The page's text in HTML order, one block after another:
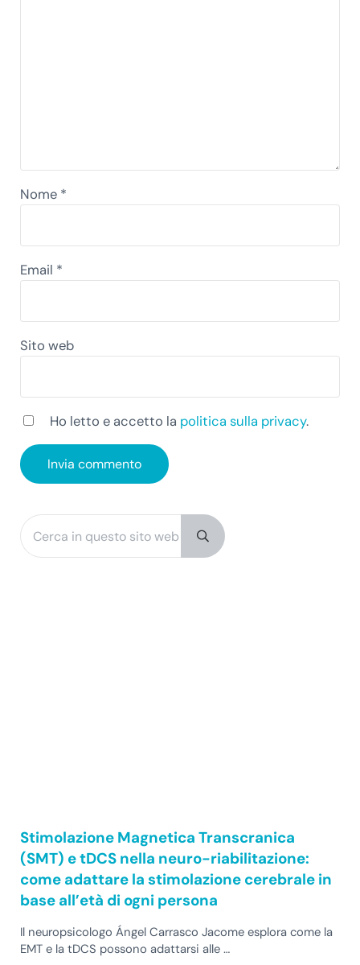
Nome *
Email *
Sito web
Ho letto e accetto la politica sulla privacy.
Sidebar
Submit search
Stimolazione Magnetica Transcranica
(SMT) e tDCS nella neuro-riabilitazione:
come adattare la stimolazione cerebrale in
base all’età di ogni persona
Il neuropsicologo Ángel Carrasco Jacome esplora come la
EMT e la tDCS possono adattarsi alle …